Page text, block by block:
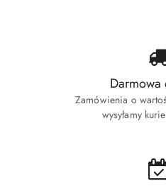
Darmowa
Zamówienia o
wysyłamy